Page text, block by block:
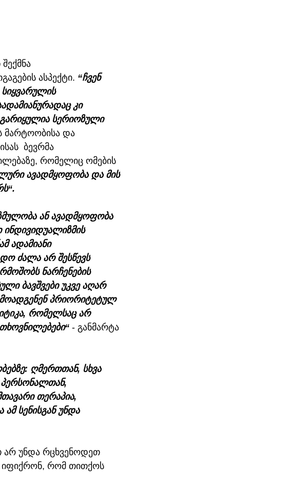
ასპექტი. “ჩვენ
კი
გარიყულია სერიოზული
მარტოობისა და
ბევრმა
რომელიც ომების
ავადმყოფობა და მის
ან ავადმყოფობა
ინდივიდუალიზმის
ადამიანი
ძალა არ შესწევს
ნარჩენების
ბავშვები უკვე აღარ
პრიორიტეტულ
რომელსაც არ
- განმარტა
ღმერთთან, სხვა
პერსონალთან,
თერაპია,
სენისგან უნდა
არ უნდა რცხვენოდეთ
იფიქრონ, რომ თითქოს